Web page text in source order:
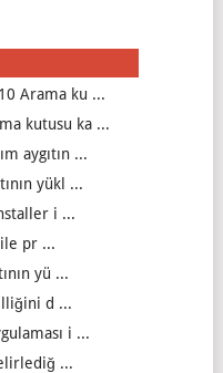
Arama ku ...
kutusu ka ...
aygıtın ...
yükl ...
i ...
pr ...
yü ...
d ...
i ...
...